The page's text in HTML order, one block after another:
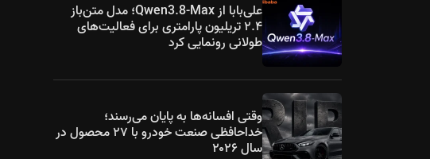
علی‌بابا از Qwen3.8-Max؛ مدل متن‌باز
۲.۴ تریلیون پارامتری برای فعالیت‌های
طولانی رونمایی کرد
وقتی افسانه‌ها به پایان می‌رسند؛
خداحافظی صنعت خودرو با ۲۷ محصول در
سال ۲۰۲۶